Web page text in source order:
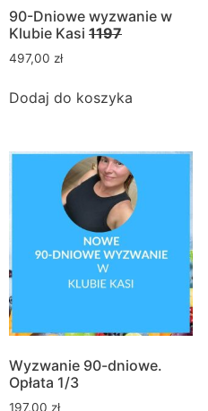
90-Dniowe wyzwanie w
Klubie Kasi 1197
497,00 zł
Dodaj do koszyka
Wyzwanie 90-dniowe.
Opłata 1/3
197,00 zł